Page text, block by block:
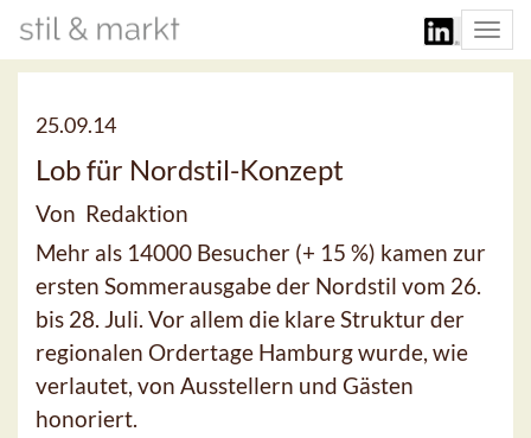
25.09.14
Lob für Nordstil-Konzept
Von Redaktion
Mehr als 14000 Besucher (+ 15 %) kamen zur
ersten Sommerausgabe der Nordstil vom 26.
bis 28. Juli. Vor allem die klare Struktur der
regionalen Ordertage Hamburg wurde, wie
verlautet, von Ausstellern und Gästen
honoriert.